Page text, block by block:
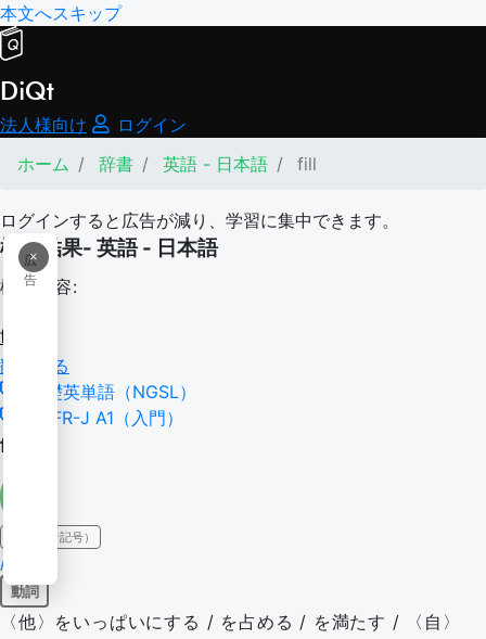
本文へスキップ
DiQt
法人様向け
ログイン
ホーム
辞書 英語 - 日本語 fill
ログインすると広告が減り、学習に集中できます。
×
広
告
検索結果- 英語 - 日本語
検索内容:
fill
翻訳する
基礎英単語（NGSL）
CEFR-J A1（入門）
fill
IPA（発音記号）
/fɪl/
動詞
〈他〉をいっぱいにする / を占める / を満たす / 〈自〉